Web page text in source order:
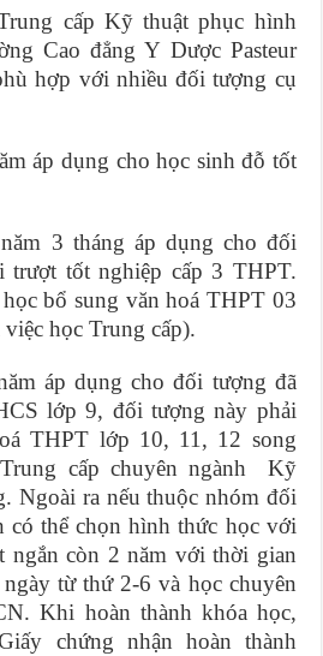
cấp Kỹ thuật phục hình
Cao đẳng Y Dược Pasteur
hợp với nhiều đối tượng cụ
áp dụng cho học sinh đỗ tốt
3 tháng áp dụng cho đối
trượt tốt nghiệp cấp 3 THPT.
bổ sung văn hoá THPT 03
học Trung cấp).
áp dụng cho đối tượng đã
lớp 9, đối tượng này phải
THPT lớp 10, 11, 12 song
cấp chuyên ngành Kỹ
Ngoài ra nếu thuộc nhóm đối
có thể chọn hình thức học với
ngắn còn 2 năm với thời gian
từ thứ 2-6 và học chuyên
Khi hoàn thành khóa học,
chứng nhận hoàn thành